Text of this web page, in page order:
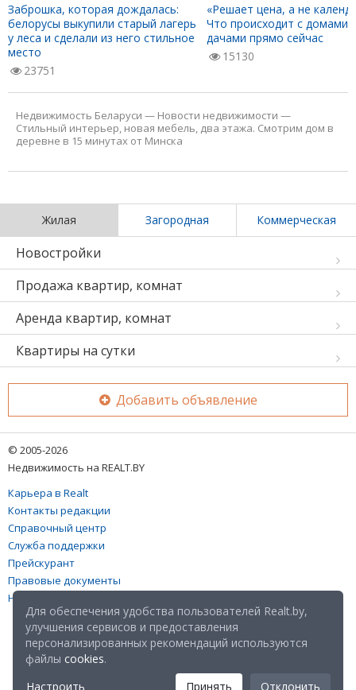
Заброшка, которая дождалась:
белорусы выкупили старый лагерь
у леса и сделали из него стильное
место
23751
«Решает цена, а не
Что происходит с домами
дачами прямо сейчас
15130
Недвижимость Беларуси — Новости недвижимости —
Стильный интерьер, новая мебель, два этажа. Смотрим дом в
деревне в 15 минутах от Минска
Жилая Загородная Коммерческая
Новостройки
Продажа квартир, комнат
Аренда квартир, комнат
Квартиры на сутки
Добавить объявление
© 2005-2026
Недвижимость на REALT.BY
Карьера в Realt
Контакты редакции
Справочный центр
Служба поддержки
Прейскурант
Правовые документы
Настройка файлов cookies
Для обеспечения удобства пользователей Realt.by,
улучшения сервисов и предоставления
персонализированных рекомендаций используются
файлы cookies.
Настроить
Принять Отклонить